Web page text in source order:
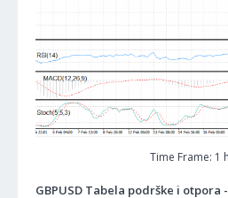
Time Frame: 1
GBPUSD Tabela podrške i otpora